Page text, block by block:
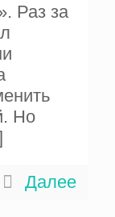
Раз за
Но
Далее